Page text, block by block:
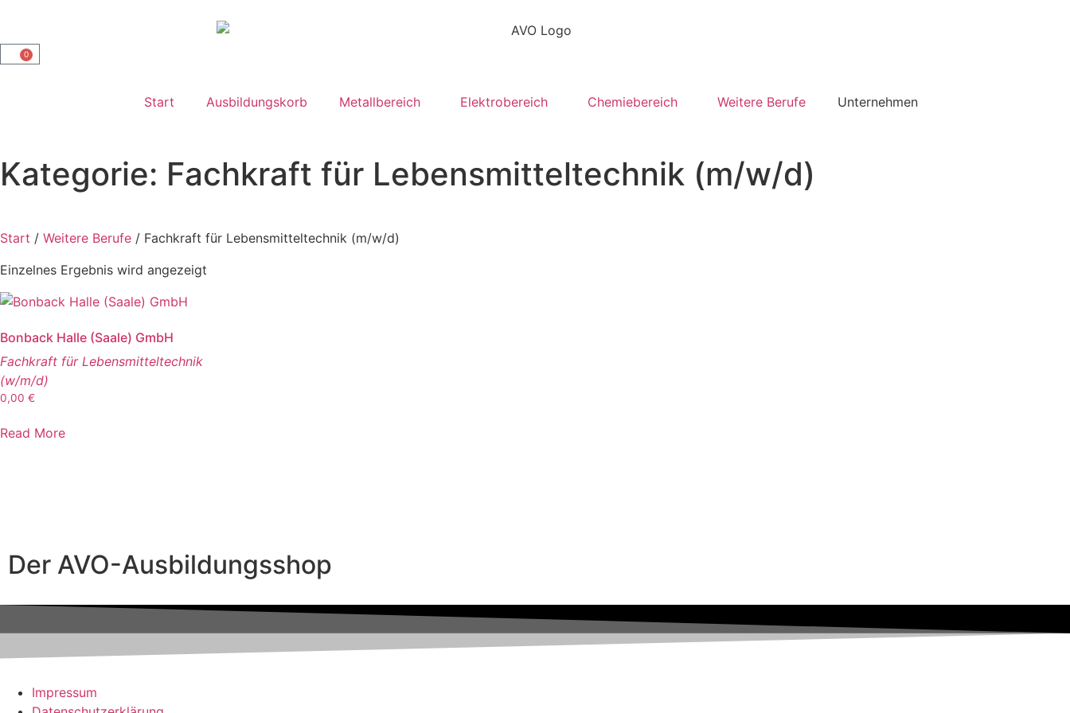
0
Start Ausbildungskorb Metallbereich Elektrobereich Chemiebereich Weitere Berufe Unternehmen
Kategorie: Fachkraft für Lebensmitteltechnik (m/w/d)
Start / Weitere Berufe / Fachkraft für Lebensmitteltechnik (m/w/d)
Einzelnes Ergebnis wird angezeigt
Bonback Halle (Saale) GmbH
Fachkraft für Lebensmitteltechnik
(w/m/d)
0,00 €
Read More
Der AVO-Ausbildungsshop
Impressum